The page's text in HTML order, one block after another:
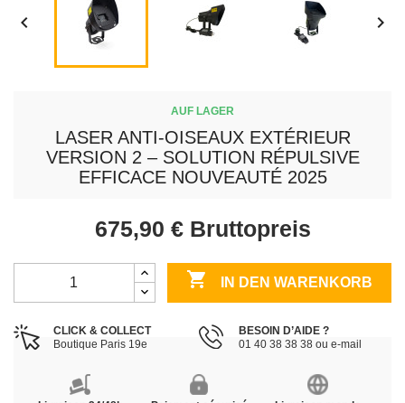
 
AUF LAGER
LASER ANTI-OISEAUX EXTÉRIEUR
VERSION 2 – SOLUTION RÉPULSIVE
EFFICACE NOUVEAUTÉ 2025
675,90 € Bruttopreis
 IN DEN WARENKORB
CLICK & COLLECT
Boutique Paris 19e
BESOIN D’AIDE ?
01 40 38 38 38 ou e-mail